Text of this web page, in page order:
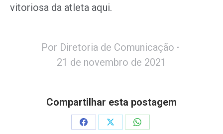
vitoriosa da atleta aqui.
Por Diretoria de Comunicação
21 de novembro de 2021
Compartilhar esta postagem
Share
Share
Share